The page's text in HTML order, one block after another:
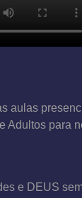
aulas
Adultos para
e DEUS